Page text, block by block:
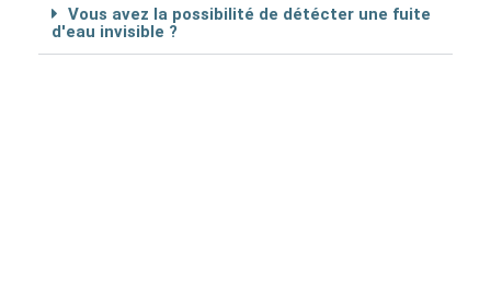
Vous avez la possibilité de détécter une fuite
d'eau invisible ?